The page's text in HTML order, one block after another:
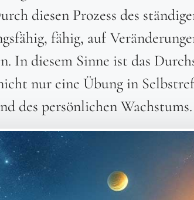
diesen Prozess des
fähig, auf
In diesem Sinne ist das
nur eine Übung in
des persönlichen Wachstums.